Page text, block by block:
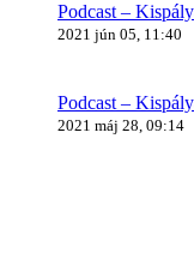
Podcast –
2021 jún 05, 11:40
Podcast –
2021 máj 28, 09:14